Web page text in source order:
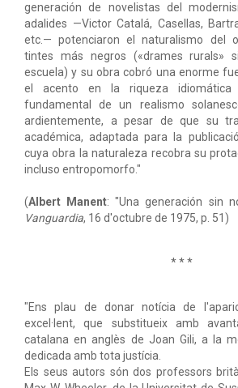
generación de novelistas del
adalides —Victor Catalá, Casellas,
etc.— potenciaron el naturalismo del
tintes más negros («drames rurals»
escuela) y su obra cobró una enorme
el acento en la riqueza idiomática
fundamental de un realismo
ardientemente, a pesar de que su
académica, adaptada para la
cuya obra la naturaleza recobra su
incluso entropomorfo."
(Albert Manent: "Una generación sin
Vanguardia, 16 d'octubre de 1975, p. 51)
* * *
"Ens plau de donar notícia de
excel·lent, que substitueix amb
catalana en anglès de Joan Gili, a la
dedicada amb tota justícia.
Els seus autors són dos professors